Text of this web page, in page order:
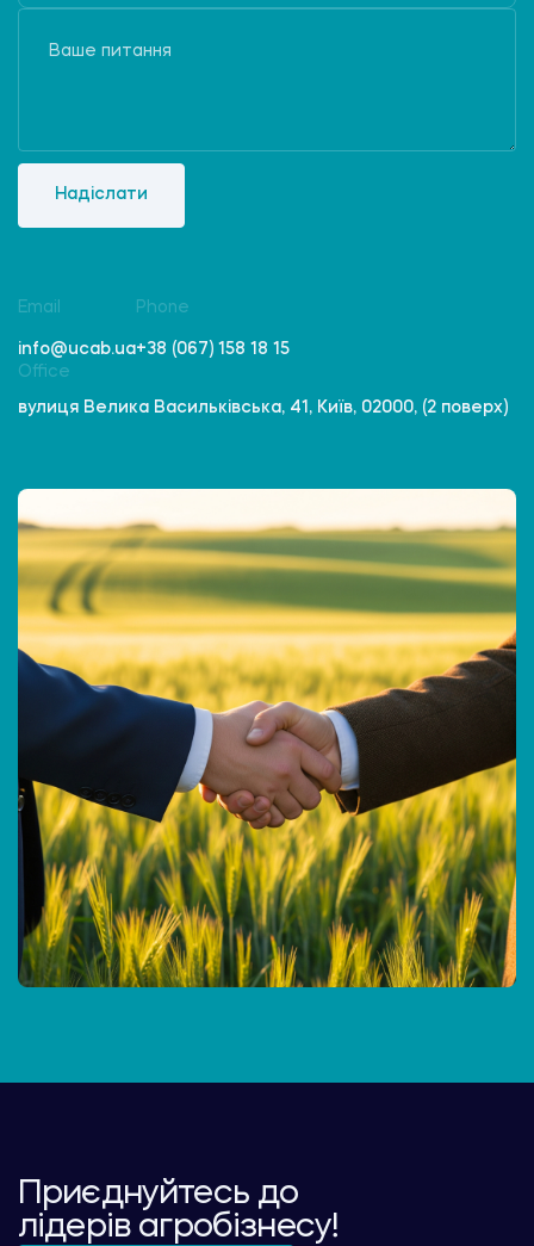
Надіслати
Email
info@ucab.ua
Phone
+38 (067) 158 18 15
Office
вулиця Велика Васильківська, 41, Київ, 02000, (2 поверх)
Приєднуйтесь до
лідерів агробізнесу!